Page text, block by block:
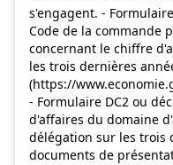
s'engagent. -
Code de la commande
concernant le chiffre
les trois dernières
(https://
- Formulaire DC2 ou
d'affaires du domaine
délégation sur les trois
documents de